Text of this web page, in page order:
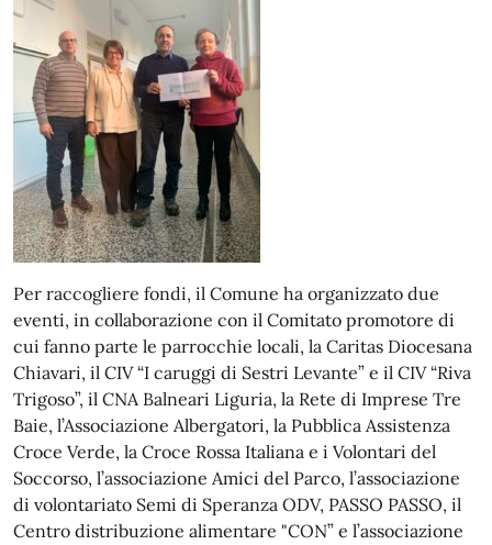
Per raccogliere fondi, il Comune ha organizzato due
eventi, in collaborazione con il Comitato promotore di
cui fanno parte le parrocchie locali, la Caritas Diocesana
Chiavari, il CIV “I caruggi di Sestri Levante” e il CIV “Riva
Trigoso”, il CNA Balneari Liguria, la Rete di Imprese Tre
Baie, l’Associazione Albergatori, la Pubblica Assistenza
Croce Verde, la Croce Rossa Italiana e i Volontari del
Soccorso, l’associazione Amici del Parco, l’associazione
di volontariato Semi di Speranza ODV, PASSO PASSO, il
Centro distribuzione alimentare "CON” e l’associazione